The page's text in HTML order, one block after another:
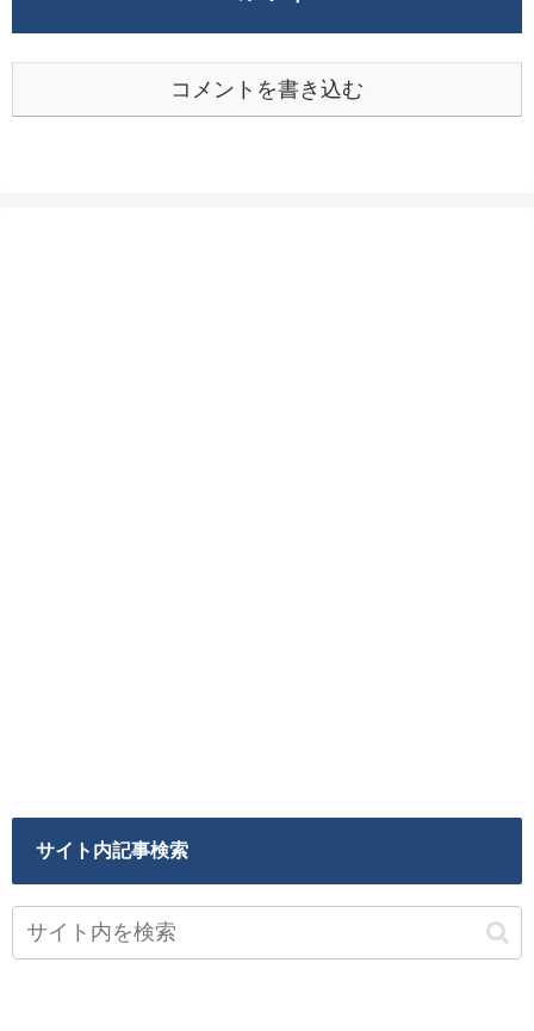
コメントを書き込む
サイト内記事検索